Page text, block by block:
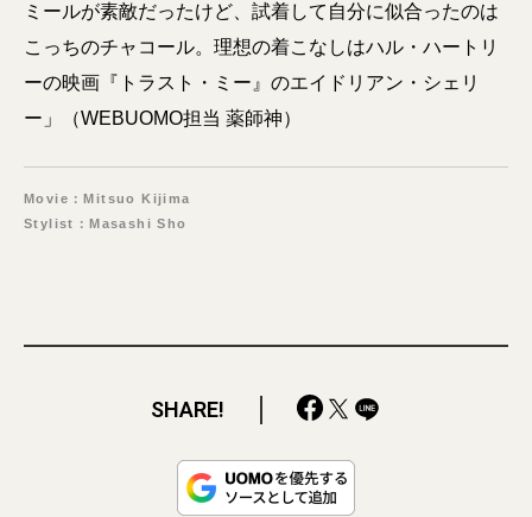
ミールが素敵だったけど、試着して自分に似合ったのは
こっちのチャコール。理想の着こなしはハル・ハートリ
ーの映画『トラスト・ミー』のエイドリアン・シェリ
ー」（WEBUOMO担当 薬師神）
Movie：Mitsuo Kijima
Stylist：Masashi Sho
SHARE!